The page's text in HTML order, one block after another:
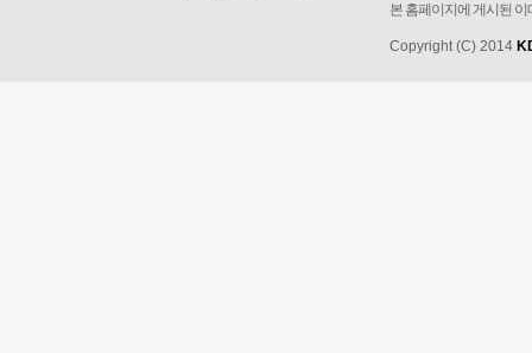
본 홈페이지에 게시된
Copyright (C) 2014